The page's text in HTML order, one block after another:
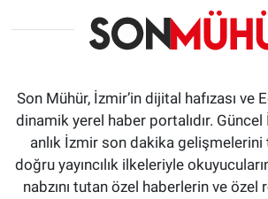
Son Mühür, İzmir’in dijital hafızası ve
dinamik yerel haber portalıdır.
anlık İzmir son dakika gelişmelerini
doğru yayıncılık ilkeleriyle
nabzını tutan özel haberlerin ve özel